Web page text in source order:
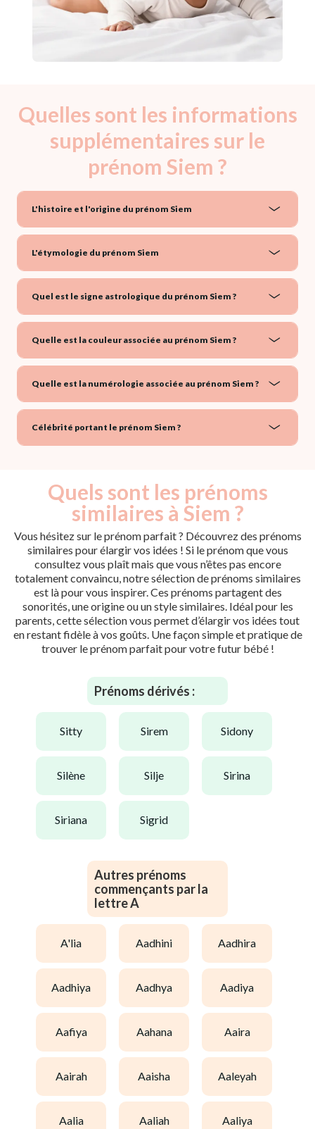
Quelles sont les informations
supplémentaires sur le
prénom Siem ?
L'histoire et l'origine du prénom Siem
L'étymologie du prénom Siem
Quel est le signe astrologique du prénom Siem ?
Quelle est la couleur associée au prénom Siem ?
Quelle est la numérologie associée au prénom Siem ?
Célébrité portant le prénom Siem ?
Quels sont les prénoms
similaires à Siem ?
Vous hésitez sur le prénom parfait ? Découvrez des prénoms
similaires pour élargir vos idées ! Si le prénom que vous
consultez vous plaît mais que vous n’êtes pas encore
totalement convaincu, notre sélection de prénoms similaires
est là pour vous inspirer. Ces prénoms partagent des
sonorités, une origine ou un style similaires. Idéal pour les
parents, cette sélection vous permet d’élargir vos idées tout
en restant fidèle à vos goûts. Une façon simple et pratique de
trouver le prénom parfait pour votre futur bébé !
Prénoms dérivés :
sitty sirem sidony
silène silje sirina
siriana sigrid
Autres prénoms
commençants par la
lettre A
a'lia aadhini aadhira
aadhiya aadhya aadiya
aafiya aahana aaira
aairah aaisha aaleyah
aalia aaliah aaliya